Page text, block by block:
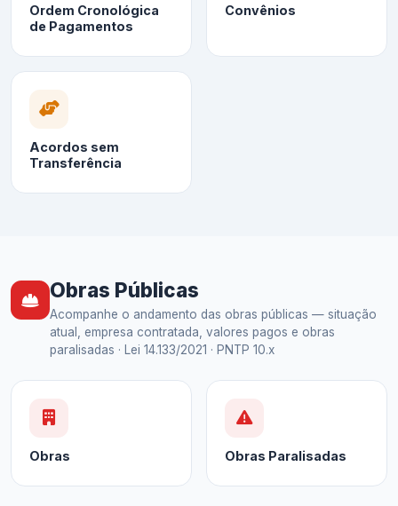
Ordem Cronológica
de Pagamentos
Convênios
Acordos sem
Transferência
Obras Públicas
Acompanhe o andamento das obras públicas — situação
atual, empresa contratada, valores pagos e obras
paralisadas · Lei 14.133/2021 · PNTP 10.x
Obras Obras Paralisadas